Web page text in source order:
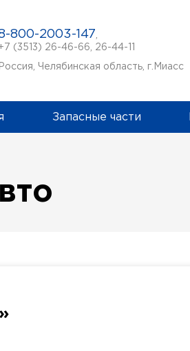
800-2003-147
(3513) 26-46-66
26-44-11
Россия, Челябинская область, г.Миасс
Запасные части